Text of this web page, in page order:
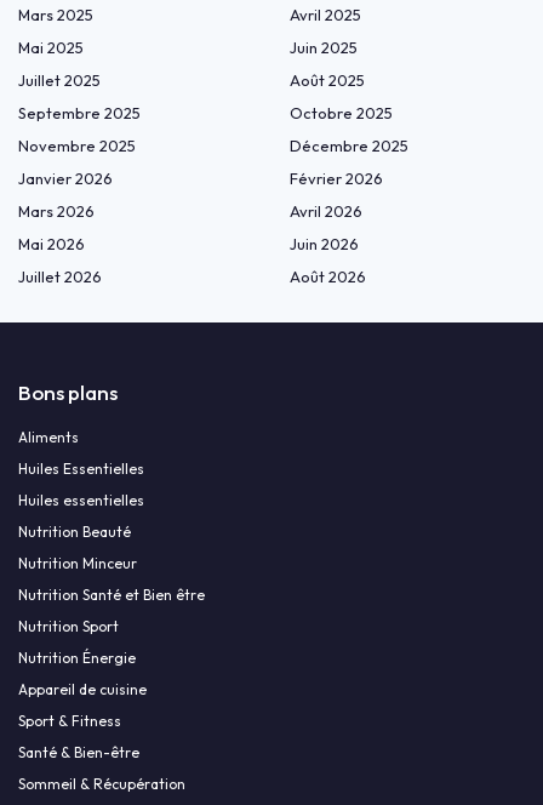
Mars 2025
Avril 2025
Mai 2025
Juin 2025
Juillet 2025
Août 2025
Septembre 2025
Octobre 2025
Novembre 2025
Décembre 2025
Janvier 2026
Février 2026
Mars 2026
Avril 2026
Mai 2026
Juin 2026
Juillet 2026
Août 2026
Bons plans
Aliments
Huiles Essentielles
Huiles essentielles
Nutrition Beauté
Nutrition Minceur
Nutrition Santé et Bien être
Nutrition Sport
Nutrition Énergie
Appareil de cuisine
Sport & Fitness
Santé & Bien-être
Sommeil & Récupération